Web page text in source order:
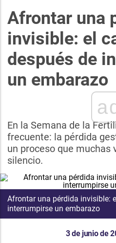
Afrontar una
invisible: el
después de
un embarazo
En la Semana de la
frecuente: la pérdida
un proceso que muchas
silencio.
Afrontar una pérdida invisible:
interrumpirse un embarazo
3 de junio de